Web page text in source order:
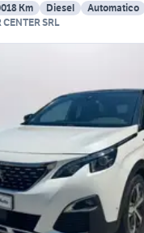
Km Diesel Automatico
CENTER SRL